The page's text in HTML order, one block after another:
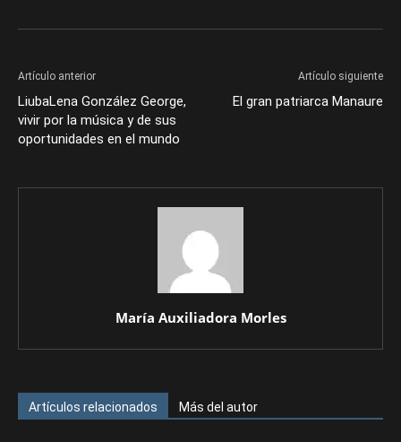
Artículo anterior
LiubaLena González George,
vivir por la música y de sus
oportunidades en el mundo
Artículo siguiente
El gran patriarca Manaure
María Auxiliadora Morles
Artículos relacionados Más del autor